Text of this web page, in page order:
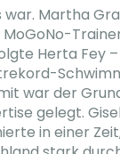
Martha
Herta Fey
war der
gelegt.
in einer